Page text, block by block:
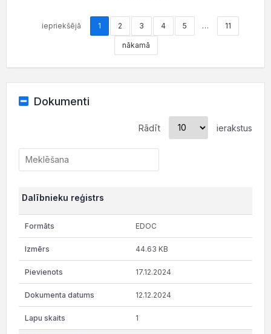
iepriekšējā 1 2 3 4 5 … 11
nākamā
Dokumenti
Rādīt ierakstus
Dalībnieku reģistrs
EDOC
44.63 KB
17.12.2024
12.12.2024
1